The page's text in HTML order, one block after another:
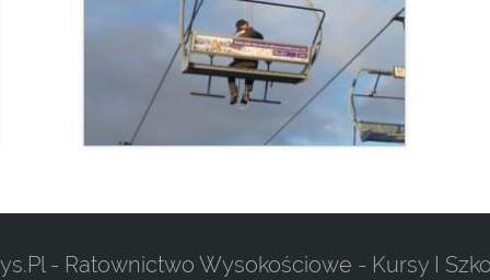
- Ratownictwo Wysokościowe - Kursy I